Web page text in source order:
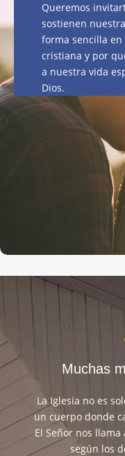
Queremos
sostienen
forma sencilla en
cristiana y por
a nuestra vida
Dios.
Muchas
La Iglesia no es
un cuerpo donde
El Señor nos
según los